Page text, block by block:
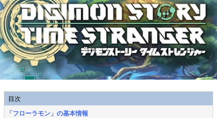
目次
「フローラモン」の基本情報